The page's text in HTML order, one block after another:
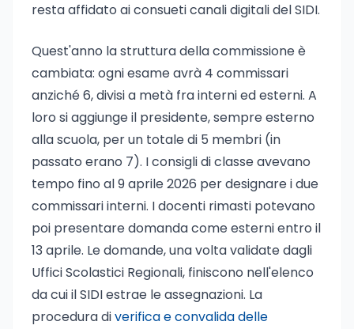
resta affidato ai consueti canali digitali del SIDI.
Quest'anno la struttura della commissione è
cambiata: ogni esame avrà 4 commissari
anziché 6, divisi a metà fra interni ed esterni. A
loro si aggiunge il presidente, sempre esterno
alla scuola, per un totale di 5 membri (in
passato erano 7). I consigli di classe avevano
tempo fino al 9 aprile 2026 per designare i due
commissari interni. I docenti rimasti potevano
poi presentare domanda come esterni entro il
13 aprile. Le domande, una volta validate dagli
Uffici Scolastici Regionali, finiscono nell'elenco
da cui il SIDI estrae le assegnazioni. La
procedura diverifica e convalida delle